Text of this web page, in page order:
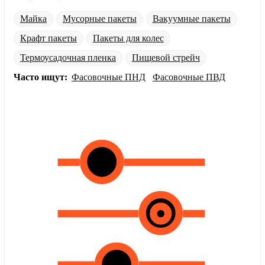
Майка Мусорные пакеты
Вакуумные пакеты
Крафт пакеты
Пакеты для колес
Термоусадочная пленка
Пищевой стрейч
Часто ищут: Фасовочные ПНД Фасовочные ПВД